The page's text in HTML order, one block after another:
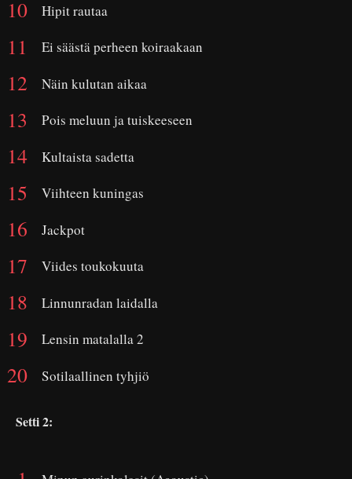
Hipit rautaa
Ei säästä perheen koiraakaan
Näin kulutan aikaa
Pois meluun ja tuiskeeseen
Kultaista sadetta
Viihteen kuningas
Jackpot
Viides toukokuuta
Linnunradan laidalla
Lensin matalalla 2
Sotilaallinen tyhjiö
Setti 2: